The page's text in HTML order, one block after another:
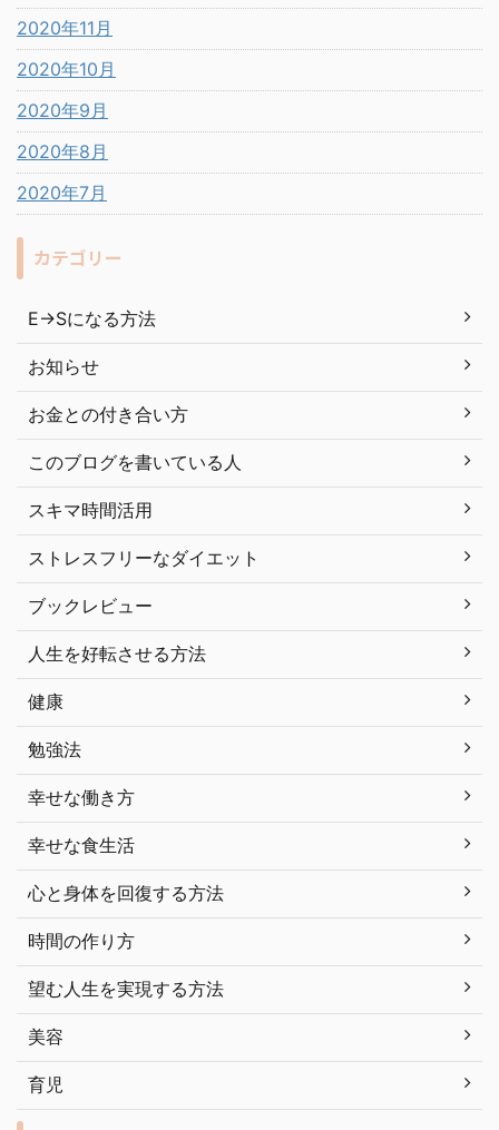
2020年11月
2020年10月
2020年9月
2020年8月
2020年7月
カテゴリー
E→Sになる方法
お知らせ
お金との付き合い方
このブログを書いている人
スキマ時間活用
ストレスフリーなダイエット
ブックレビュー
人生を好転させる方法
健康
勉強法
幸せな働き方
幸せな食生活
心と身体を回復する方法
時間の作り方
望む人生を実現する方法
美容
育児